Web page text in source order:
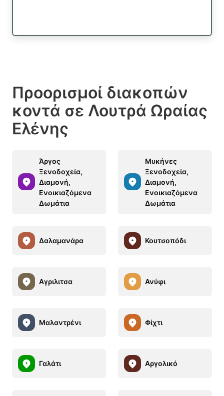
Προορισμοί διακοπών
κοντά σε Λουτρά Ωραίας
Ελένης
Άργος
Ξενοδοχεία,
Διαμονή,
Ενοικιαζόμενα
Δωμάτια
Μυκήνες
Ξενοδοχεία,
Διαμονή,
Ενοικιαζόμενα
Δωμάτια
Δαλαμανάρα Κουτσοπόδι
Αγριλιτσα Ανύφι
Μαλαντρένι Φίχτι
Γαλάτι Αργολικό